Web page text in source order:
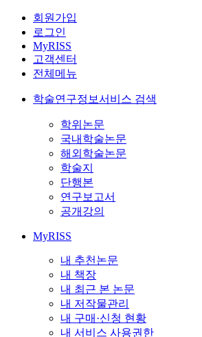
회원가입
로그인
MyRISS
고객센터
전체메뉴
학술연구정보서비스 검색
학위논문
국내학술논문
해외학술논문
학술지
단행본
연구보고서
공개강의
MyRISS
내 추천논문
내 책장
내 최근 본 논문
내 저작물관리
내 구매·신청 현황
내 서비스 사용권한